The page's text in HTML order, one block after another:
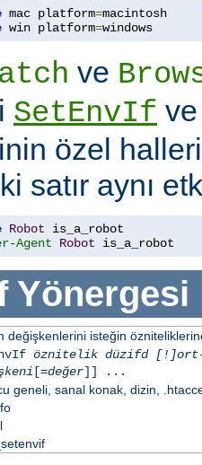
mac platform=
win platform=windows
ve
SetEnvIf
özel
satır aynı
Robot
Agent Robot is_a_robot
Yönergesi
değişkenlerini isteğin
öznitelik düzifd [!]ort-
[=değer]] ...
geneli, sanal konak, dizin,